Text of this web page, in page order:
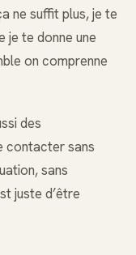
ne suffit plus, je te
je te donne une
on comprenne
des
contacter sans
sans
juste d’être